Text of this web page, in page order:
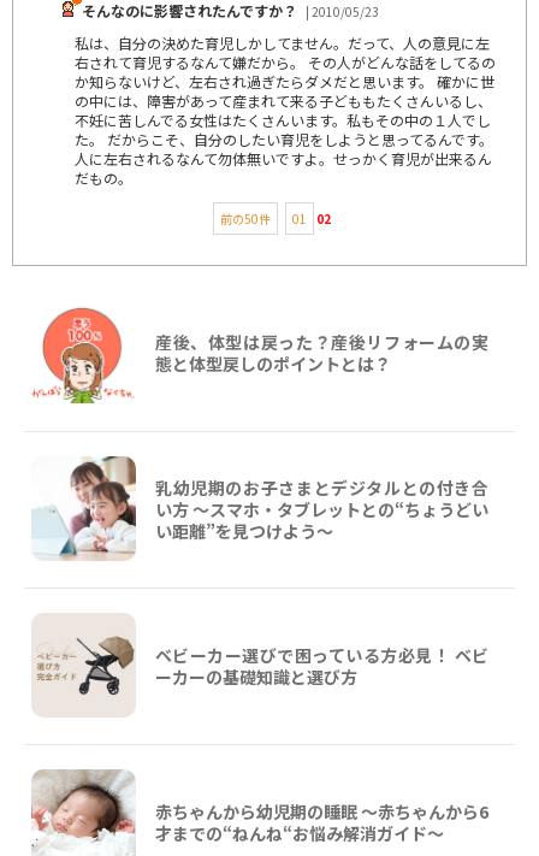
そんなのに影響されたんですか？ | 2010/05/23
私は、自分の決めた育児しかしてません。だって、人の意見に左
右されて育児するなんて嫌だから。 その人がどんな話をしてるの
か知らないけど、左右され過ぎたらダメだと思います。 確かに世
の中には、障害があって産まれて来る子どももたくさんいるし、
不妊に苦しんでる女性はたくさんいます。私もその中の１人でし
た。 だからこそ、自分のしたい育児をしようと思ってるんです。
人に左右されるなんて勿体無いですよ。せっかく育児が出来るん
だもの。
前の50件 01 02
産後、体型は戻った？産後リフォームの実
態と体型戻しのポイントとは？
乳幼児期のお子さまとデジタルとの付き合
い方 ～スマホ・タブレットとの“ちょうどい
い距離”を見つけよう〜
ベビーカー選びで困っている方必見！ ベビ
ーカーの基礎知識と選び方
赤ちゃんから幼児期の睡眠 ～赤ちゃんから6
才までの“ねんね“お悩み解消ガイド〜